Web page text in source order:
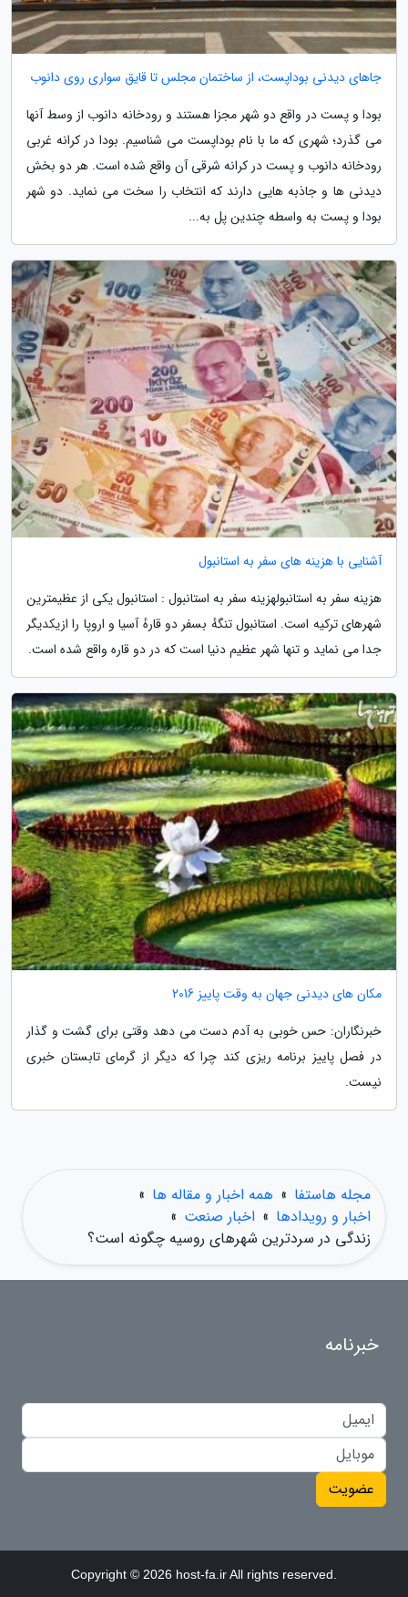
جاهای دیدنی بوداپست، از ساختمان مجلس تا قایق سواری روی دانوب
بودا و پست در واقع دو شهر مجزا هستند و رودخانه دانوب از وسط آنها
می گذرد؛ شهری که ما با نام بوداپست می شناسیم. بودا در کرانه غربی
رودخانه دانوب و پست در کرانه شرقی آن واقع شده است. هر دو بخش
دیدنی ها و جاذبه هایی دارند که انتخاب را سخت می نماید. دو شهر
بودا و پست به واسطه چندین پل به...
آشنایی با هزینه های سفر به استانبول
هزینه سفر به استانبولهزینه سفر به استانبول : استانبول یکی از عظیمترین
شهرهای ترکیه است. استانبول تنگهٔ بسفر دو قارهٔ آسیا و اروپا را ازیکدیگر
جدا می نماید و تنها شهر عظیم دنیا است که در دو قاره واقع شده است.
مکان های دیدنی جهان به وقت پاییز 2016
خبرنگاران: حس خوبی به آدم دست می دهد وقتی برای گشت و گذار
در فصل پاییز برنامه ریزی کند چرا که دیگر از گرمای تابستان خبری
نیست.
مجله هاستفا » همه اخبار و مقاله ها »
اخبار و رویدادها » اخبار صنعت »
زندگی در سردترین شهرهای روسیه چگونه است؟
خبرنامه
عضویت
Copyright © 2026 host-fa.ir All rights reserved.